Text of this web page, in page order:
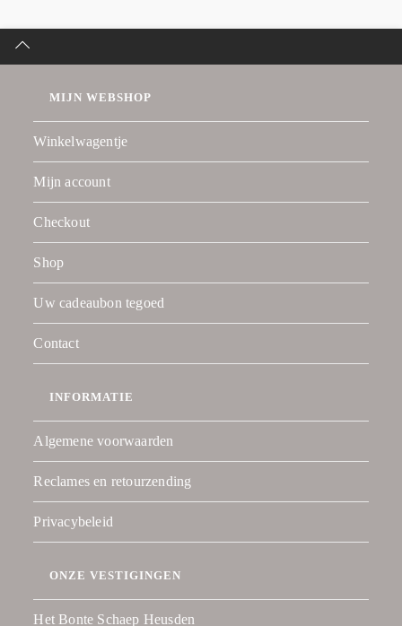
MIJN WEBSHOP
Winkelwagentje
Mijn account
Checkout
Shop
Uw cadeaubon tegoed
Contact
INFORMATIE
Algemene voorwaarden
Reclames en retourzending
Privacybeleid
ONZE VESTIGINGEN
Het Bonte Schaep Heusden